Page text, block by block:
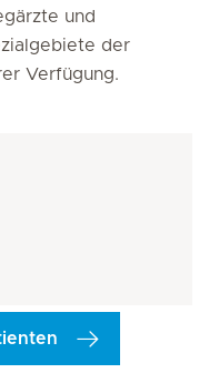
und
der
Verfügung.